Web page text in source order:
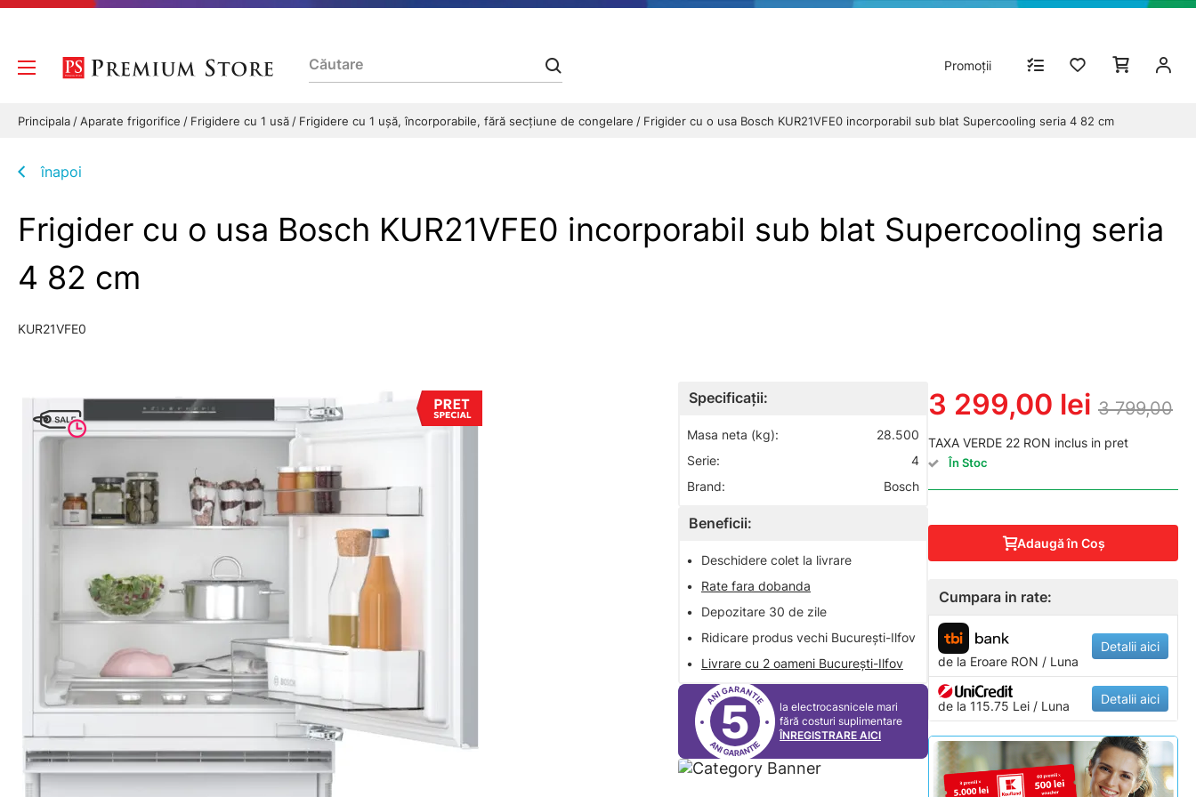
Promoții
Principala Aparate frigorifice Frigidere cu 1 usă Frigidere cu 1 ușă, încorporabile, fără secțiune de congelare Frigider cu o usa Bosch KUR21VFE0 incorporabil sub blat Supercooling seria 4 82 cm
înapoi
Frigider cu o usa Bosch KUR21VFE0 incorporabil sub blat Supercooling seria
4 82 cm
KUR21VFE0
Specificații:
Masa neta (kg):
28.500
Serie:
4
Brand:
Bosch
Beneficii:
•
Deschidere colet la livrare
•
Rate fara dobanda
•
Depozitare 30 de zile
•
Ridicare produs vechi București-Ilfov
•
Livrare cu 2 oameni București-Ilfov
5
la electrocasnicele mari
fără costuri suplimentare
ÎNREGISTRARE AICI
3 299,00 lei 3 799,00
TAXA VERDE 22 RON inclus in pret
În Stoc
Adaugă în Coş
Cumpara in rate:
de la Eroare RON / Luna
Detalii aici
de la 115.75 Lei / Luna Detalii aici